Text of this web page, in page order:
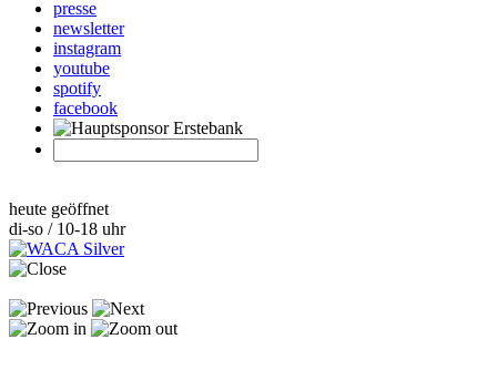
presse
newsletter
instagram
youtube
spotify
facebook
heute geöffnet
di-so / 10-18 uhr